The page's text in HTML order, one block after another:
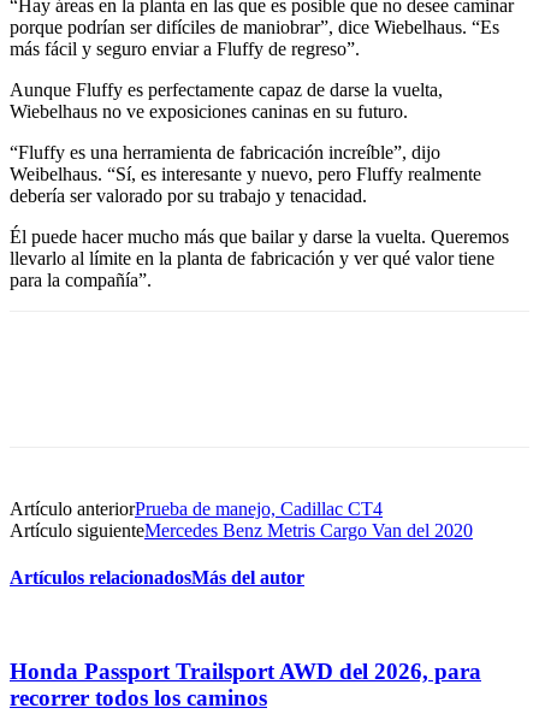
“Hay áreas en la planta en las que es posible que no desee caminar
porque podrían ser difíciles de maniobrar”, dice Wiebelhaus. “Es
más fácil y seguro enviar a Fluffy de regreso”.
Aunque Fluffy es perfectamente capaz de darse la vuelta,
Wiebelhaus no ve exposiciones caninas en su futuro.
“Fluffy es una herramienta de fabricación increíble”, dijo
Weibelhaus. “Sí, es interesante y nuevo, pero Fluffy realmente
debería ser valorado por su trabajo y tenacidad.
Él puede hacer mucho más que bailar y darse la vuelta. Queremos
llevarlo al límite en la planta de fabricación y ver qué valor tiene
para la compañía”.
Artículo anteriorPrueba de manejo, Cadillac CT4
Artículo siguienteMercedes Benz Metris Cargo Van del 2020
Artículos relacionadosMás del autor
Honda Passport Trailsport AWD del 2026, para
recorrer todos los caminos